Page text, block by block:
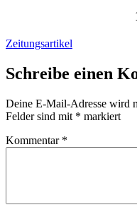
Zeitungsartikel
Schreibe einen
Deine E-Mail-Adresse wird
Felder sind mit * markiert
Kommentar *